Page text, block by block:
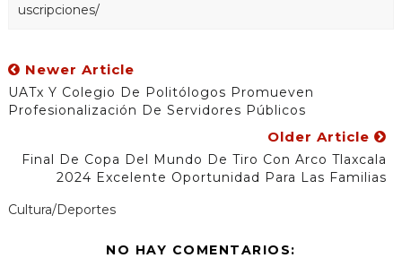
uscripciones/
Newer Article
UATx Y Colegio De Politólogos Promueven
Profesionalización De Servidores Públicos
Older Article
Final De Copa Del Mundo De Tiro Con Arco Tlaxcala
2024 Excelente Oportunidad Para Las Familias
Cultura/Deportes
NO HAY COMENTARIOS: